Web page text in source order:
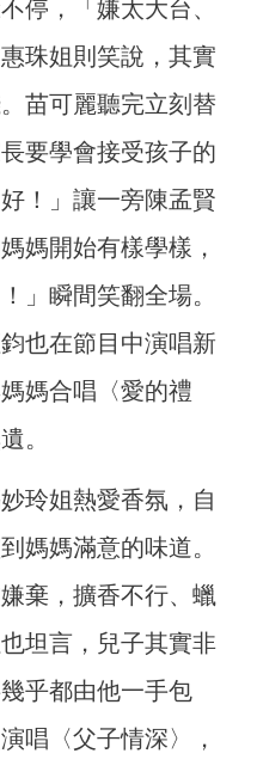
停，「嫌太大台、
珠姐則笑說，其實
苗可麗聽完立刻替
要學會接受孩子的
！」讓一旁陳孟賢
媽開始有樣學樣，
」瞬間笑翻全場。
也在節目中演唱新
媽合唱〈愛的禮
。
玲姐熱愛香氛，自
媽媽滿意的味道。
棄，擴香不行、蠟
坦言，兒子其實非
乎都由他一手包
唱〈父子情深〉，